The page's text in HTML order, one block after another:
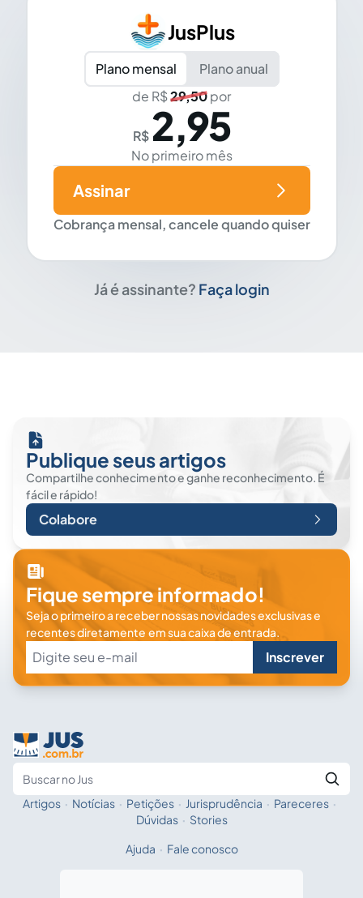
JusPlus
Plano mensal
Plano anual
de R$29,50por
R$ 2,95
No primeiro mês
Cobrança mensal, cancele quando quiser
Assinar
Já é assinante? Faça login
Publique seus artigos
Compartilhe conhecimento e ganhe reconhecimento. É
fácil e rápido!
Colabore
Fique sempre informado!
Seja o primeiro a receber nossas novidades exclusivas e
recentes diretamente em sua caixa de entrada.
Inscrever
Fale com a IA
Artigos · Notícias · Petições · Jurisprudência · Pareceres ·
Dúvidas · Stories
Ajuda · Fale conosco